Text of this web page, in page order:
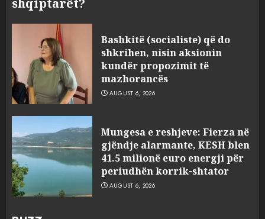
shqiptarët?
Bashkitë (socialiste) që do
shkrihen, nisin aksionin
kundër propozimit të
mazhorancës
AUGUST 6, 2026
Mungesa e reshjeve: Fierza në
gjëndje alarmante, KESH blen
41.5 milionë euro energji për
periudhën korrik-shtator
AUGUST 6, 2026